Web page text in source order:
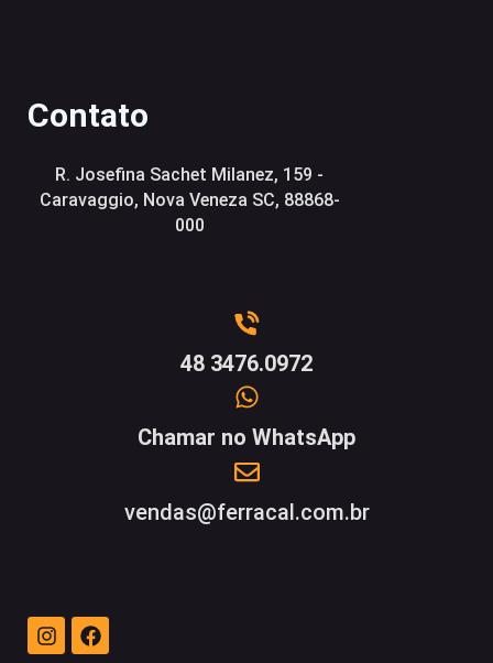
Contato
R. Josefina Sachet Milanez, 159 -
Caravaggio, Nova Veneza SC, 88868-
000
48 3476.0972
Chamar no WhatsApp
vendas@ferracal.com.br